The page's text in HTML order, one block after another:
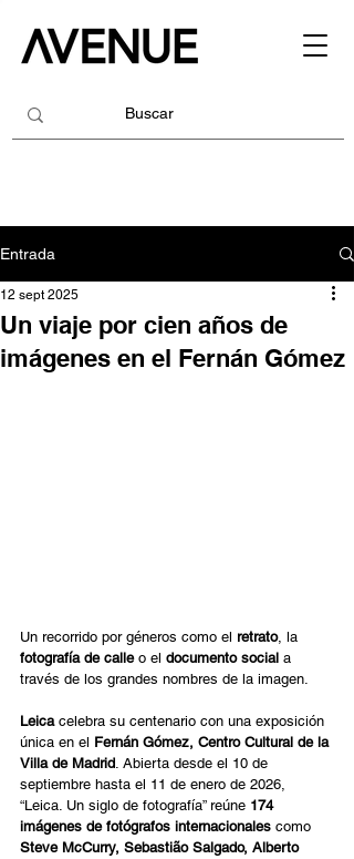
Entrada
Un viaje por cien años de
imágenes en el Fernán Gómez
12 sept 2025
Un recorrido por géneros como el retrato, la
fotografía de calle o el documento social a
través de los grandes nombres de la imagen.
Leica celebra su centenario con una exposición
única en el Fernán Gómez, Centro Cultural de la
Villa de Madrid. Abierta desde el 10 de
septiembre hasta el 11 de enero de 2026,
“Leica. Un siglo de fotografía” reúne 174
imágenes de fotógrafos internacionales como
Steve McCurry, Sebastião Salgado, Alberto